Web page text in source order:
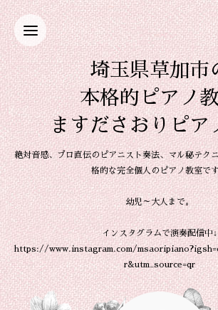
埼玉県草加市
本格的ピアノ
ますださおりピア
絶対音感、プロ直伝のピアニスト奏法、マル秘テク
格的な完全個人のピアノ教室で
幼児～大人まで。
インスタグラムで演奏配信中↓
https://www.instagram.com/
r&utm_source=qr